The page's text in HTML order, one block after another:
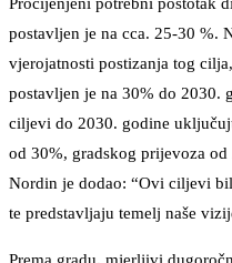
Procijenjeni potrebni postotak
postavljen je na cca. 25-30 %.
vjerojatnosti postizanja tog
postavljen je na 30% do 2030.
ciljevi do 2030. godine
od 30%, gradskog prijevoza
Nordin je dodao: “Ovi ciljevi
te predstavljaju temelj naše